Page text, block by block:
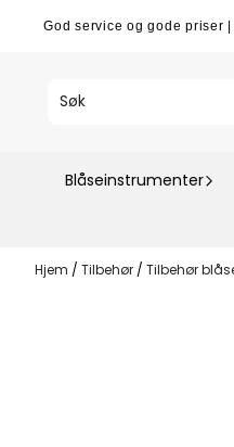
Hopp til innhold
God service og gode priser
Blåseinstrumenter
Hjem / Tilbehør / Tilbehør